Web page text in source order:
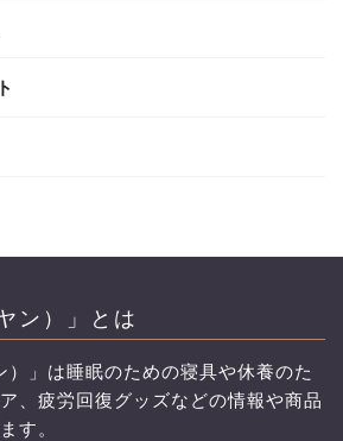
ン）」とは
）」は睡眠のための寝具や休養のた
、疲労回復グッズなどの情報や商品
す。